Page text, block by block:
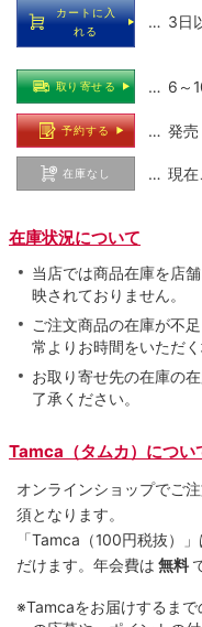
カートに入
れる
… 3日
取り寄せる … 6～
予約する … 発売
在庫なし … 現在
在庫状況について
当店では商品在庫を店
映されておりません。
ご注文商品の在庫が不
常よりお時間をいただく
お取り寄せ先の在庫の
了承ください。
Tamca（タムカ）につい
オンラインショップでご
須となります。
「Tamca （100円税抜）
だけます。 年会費は 無料
※Tamcaをお届けするま